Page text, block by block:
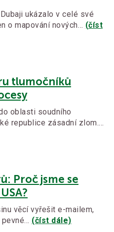
ukázalo v celé své
o mapování nových… (číst
tlumočníků
oblasti soudního
republice zásadní zlom.…
Proč jsme se
věcí vyřešit e-mailem,
(číst dále)